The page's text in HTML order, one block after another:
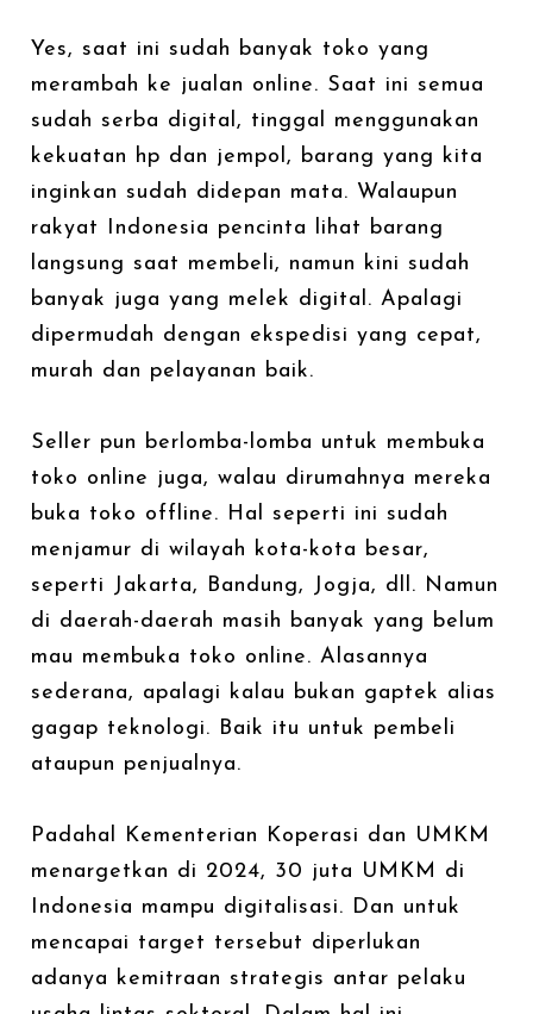
Yes, saat ini sudah banyak toko yang
merambah ke jualan online. Saat ini semua
sudah serba digital, tinggal menggunakan
kekuatan hp dan jempol, barang yang kita
inginkan sudah didepan mata. Walaupun
rakyat Indonesia pencinta lihat barang
langsung saat membeli, namun kini sudah
banyak juga yang melek digital. Apalagi
dipermudah dengan ekspedisi yang cepat,
murah dan pelayanan baik.
Seller pun berlomba-lomba untuk membuka
toko online juga, walau dirumahnya mereka
buka toko offline. Hal seperti ini sudah
menjamur di wilayah kota-kota besar,
seperti Jakarta, Bandung, Jogja, dll. Namun
di daerah-daerah masih banyak yang belum
mau membuka toko online. Alasannya
sederana, apalagi kalau bukan gaptek alias
gagap teknologi. Baik itu untuk pembeli
ataupun penjualnya.
Padahal Kementerian Koperasi dan UMKM
menargetkan di 2024, 30 juta UMKM di
Indonesia mampu digitalisasi. Dan untuk
mencapai target tersebut diperlukan
adanya kemitraan strategis antar pelaku